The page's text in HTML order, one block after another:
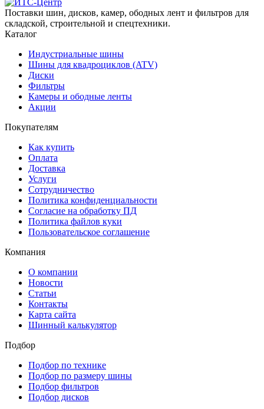
Поставки шин, дисков, камер, ободных лент и фильтров для
складской, строительной и спецтехники.
Каталог
Индустриальные шины
Шины для квадроциклов (ATV)
Диски
Фильтры
Камеры и ободные ленты
Акции
Покупателям
Как купить
Оплата
Доставка
Услуги
Сотрудничество
Политика конфиденциальности
Согласие на обработку ПД
Политика файлов куки
Пользовательское соглашение
Компания
О компании
Новости
Статьи
Контакты
Карта сайта
Шинный калькулятор
Подбор
Подбор по технике
Подбор по размеру шины
Подбор фильтров
Подбор дисков